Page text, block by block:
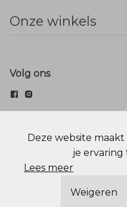
Onze winkels
Volg ons
© Menger Mode
Cookie statement Privacy
Deze website
je
Lees meer
Weigeren